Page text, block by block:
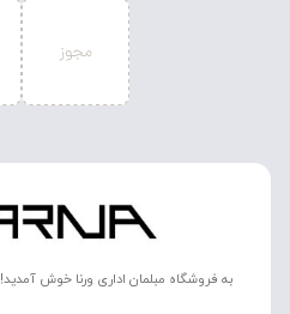
به فروشگاه مبلمان اداری ورنا خوش آمدید!